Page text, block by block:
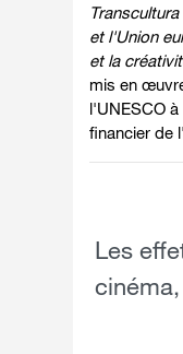
et l'Union
et la
mis en
l'UNESCO
financier de
Les